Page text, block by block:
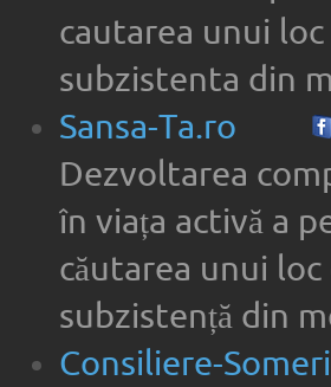
cautarea unui
subzistenta din
Sansa-Ta.ro
Dezvoltarea
în viața activă a
căutarea unui
subzistență din
Consiliere-